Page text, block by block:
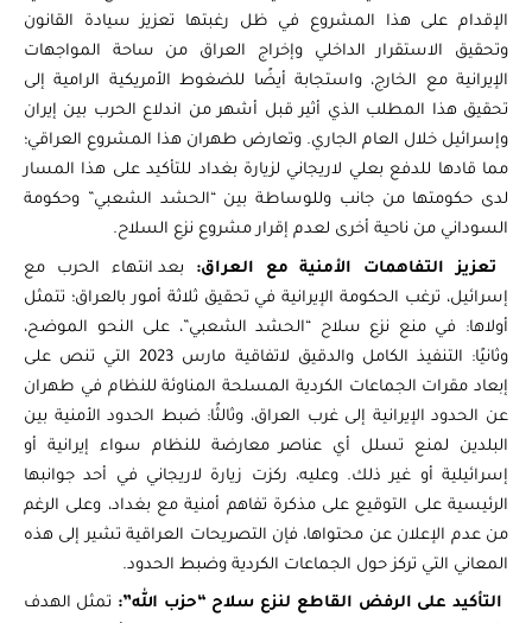
الإقدام على هذا المشروع في ظل رغبتها تعزيز سيادة القانون
وتحقيق الاستقرار الداخلي وإخراج العراق من ساحة المواجهات
الإيرانية مع الخارج، واستجابة أيضًا للضغوط الأمريكية الرامية إلى
تحقيق هذا المطلب الذي أثير قبل أشهر من اندلاع الحرب بين إيران
وإسرائيل خلال العام الجاري. وتعارض طهران هذا المشروع العراقي؛
مما قادها للدفع بعلي لاريجاني لزيارة بغداد للتأكيد على هذا المسار
لدى حكومتها من جانب وللوساطة بين “الحشد الشعبي” وحكومة
السوداني من ناحية أخرى لعدم إقرار مشروع نزع السلاح.
تعزيز التفاهمات الأمنية مع العراق:
بعد انتهاء الحرب مع
إسرائيل، ترغب الحكومة الإيرانية في تحقيق ثلاثة أمور بالعراق؛ تتمثل
أولاها: في منع نزع سلاح “الحشد الشعبي”، على النحو الموضح،
وثانيًا: التنفيذ الكامل والدقيق لاتفاقية مارس 2023 التي تنص على
إبعاد مقرات الجماعات الكردية المسلحة المناوئة للنظام في طهران
عن الحدود الإيرانية إلى غرب العراق، وثالثًا: ضبط الحدود الأمنية بين
البلدين لمنع تسلل أي عناصر معارضة للنظام سواء إيرانية أو
إسرائيلية أو غير ذلك. وعليه، ركزت زيارة لاريجاني في أحد جوانبها
الرئيسية على التوقيع على مذكرة تفاهم أمنية مع بغداد، وعلى الرغم
من عدم الإعلان عن محتواها، فإن التصريحات العراقية تشير إلى هذه
المعاني التي تركز حول الجماعات الكردية وضبط الحدود.
التأكيد على الرفض القاطع لنزع سلاح “حزب الله”: تمثل الهدف